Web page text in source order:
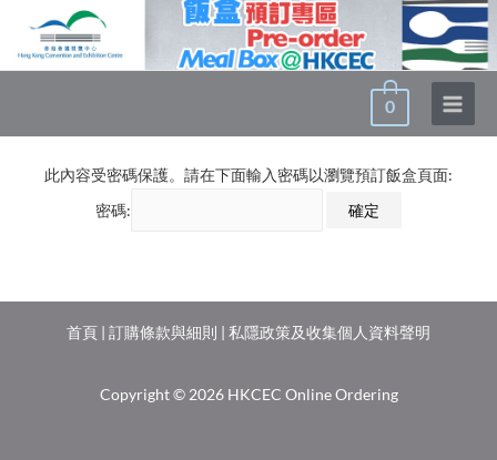
0
此內容受密碼保護。請在下面輸入密碼以瀏覽預訂飯盒頁面:
密碼:
首頁 | 訂購條款與細則 | 私隱政策及收集個人資料聲明
Copyright © 2026 HKCEC Online Ordering